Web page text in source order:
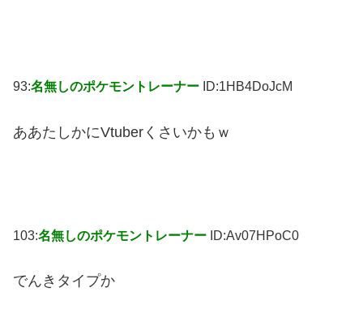
93:名無しのポケモントレーナー ID:1HB4DoJcM
ああたしかにVtuberくさいかもｗ
103:名無しのポケモントレーナー ID:Av07HPoC0
でんきタイプか